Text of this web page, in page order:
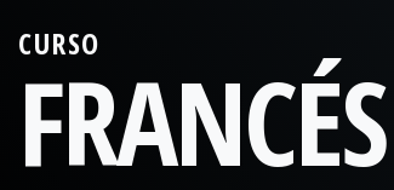
CURSO
FRANCÉS